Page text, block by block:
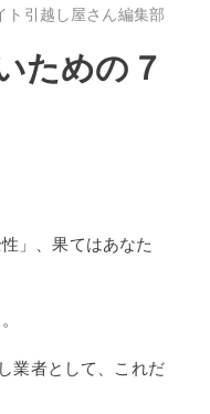
ト引越し屋さん編集部
ための７
」、果てはあなた
業者として、これだ